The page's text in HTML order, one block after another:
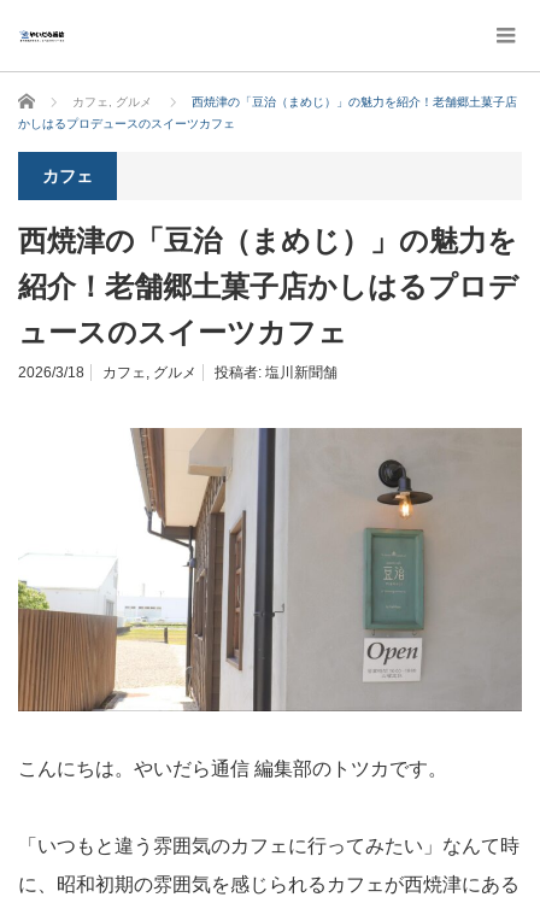
ホーム カフェ グルメ
西焼津の「豆治（まめじ）」の魅力を紹介！老舗郷土菓子店
かしはるプロデュースのスイーツカフェ
カフェ
西焼津の「豆治（まめじ）」の魅力を
紹介！老舗郷土菓子店かしはるプロデ
ュースのスイーツカフェ
2026/3/18 カフェ, グルメ 投稿者: 塩川新聞舗
こんにちは。やいだら通信 編集部のトツカです。
「いつもと違う雰囲気のカフェに行ってみたい」なんて時
に、昭和初期の雰囲気を感じられるカフェが西焼津にある